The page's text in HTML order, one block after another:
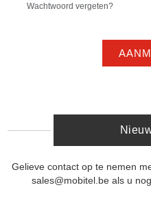
Wachtwoord vergeten?
Gelieve contact op te nemen
sales@mobitel.be als u